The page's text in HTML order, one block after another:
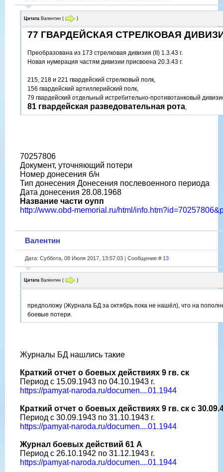
Цитата Валентин ( )
77 ГВАРДЕЙСКАЯ СТРЕЛКОВАЯ
Преобразована из 173 стрелковая дивизия (II) 1.3.43 г.
Новая нумерация частям дивизии присвоена 20.3.43 г.
215, 218 и 221 гвардейский стрелковый полк,
156 гвардейский артиллерийский полк,
79 гвардейский отдельный истребительно-противотанковый
81 гвардейская разведовательная рота,
70257806
Документ, уточняющий потери
Номер донесения б/н
Тип донесения Донесения послевоенного периода
Дата донесения 28.08.1968
Название части оупп
http://www.obd-memorial.ru/html/
Валентин
Дата: Суббота, 08 Июля 2017, 13:57:03 | Сообщение # 13
Цитата Валентин ( )
предположу (Журнала БД за октябрь пока не нашёл), что на
боевые потери.
Журналы БД нашлись такие
Краткий отчет о боевых действиях 9 гв. ск
Период с 15.09.1943 по 04.10.1943 г.
https://pamyat-naroda.ru/documen....01.1944
Краткий отчет о боевых действиях 9 гв. ск с
Период с 30.09.1943 по 31.10.1943 г.
https://pamyat-naroda.ru/documen....01.1944
Журнал боевых действий 61 А
Период с 26.10.1942 по 31.12.1943 г.
https://pamyat-naroda.ru/documen....01.1944